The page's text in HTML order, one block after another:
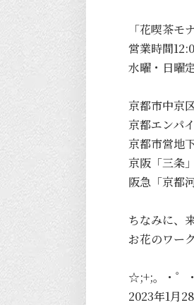
「花喫茶モ
営業時間
水曜・日曜
京都市中京
京都エンパ
京都市営地
京阪「三条
阪急「京都
ちなみに、
お花のワー
☆;+;。・゜
2023年1月